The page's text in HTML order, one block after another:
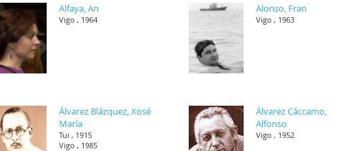
Alfaya, An
Vigo , 1964
Alonso, Fran
Vigo , 1963
Álvarez Blázquez, Xosé
María
Tui , 1915
Vigo , 1985
Álvarez Cáccamo,
Alfonso
Vigo , 1952